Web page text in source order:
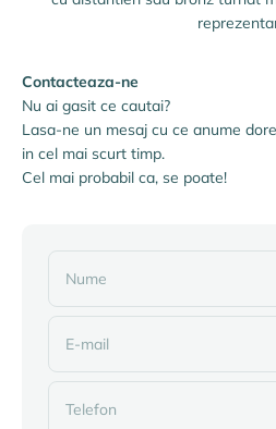
Contacteaza-ne
Nu ai gasit ce cautai?
Lasa-ne un mesaj cu ce anume
in cel mai scurt timp.
Cel mai probabil ca, se poate!
Nume
E-mail
Telefon